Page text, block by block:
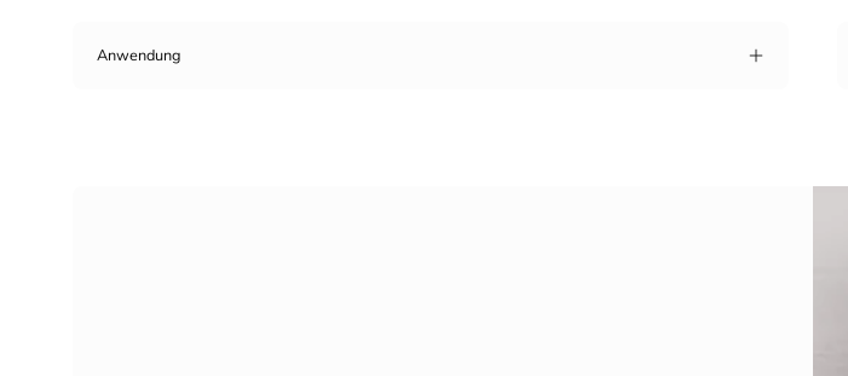
Anwendung